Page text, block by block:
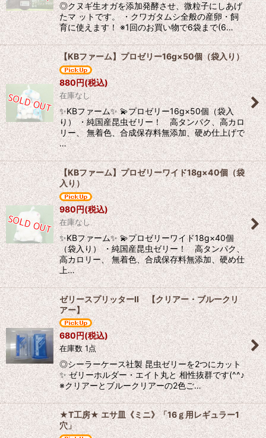
◎クヌギ生オガを添加発酵させ、微粒子にしあげ
たマ ットです。 ・クワガタムシ全般の産卵・飼
育に使えます！ ※1回のお買い物で6袋まで(6…
【KBファーム】プロゼリー16g×50個（袋入り）
880円(税込)
在庫なし
✨KBファーム✨ 💫プロゼリー16g×50個（袋入
り） ・純国産昆虫ゼリー！ 高タンパク、高カロ
リー、 無着色、合成保存料無添加、硬め仕上げで
…
【KBファーム】プロゼリーワイド18g×40個（袋
入り）
980円(税込)
在庫なし
✨KBファーム✨ 💫プロゼリーワイド18g×40個
（袋入り） ・純国産昆虫ゼリー！ 高タンパク、
高カロリー、 無着色、合成保存料無添加、硬め仕
上…
ゼリースプリッターII 【クリアー・ブルークリ
アー】
680円(税込)
在庫数 1点
◎シーラーケース社製 昆虫ゼリーを2つにカット
✨ ゼリーホルダー・エイト丸と 相性抜群です(^^♪
※クリアーとブルークリアーの2色ご…
★T工房★ エサ皿《ミニ》「16ｇ用レギュラー1
穴」